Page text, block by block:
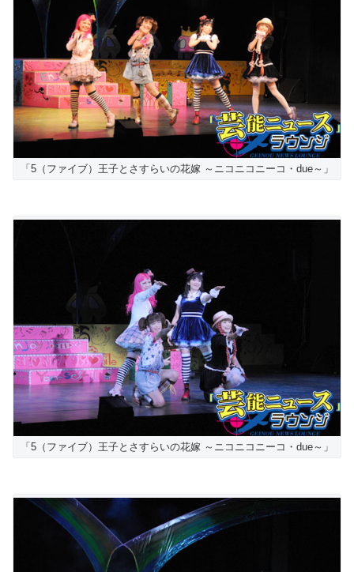
「5（ファイブ）王子とさすらいの花嫁 ～ニコニコニーコ・due～」
「5（ファイブ）王子とさすらいの花嫁 ～ニコニコニーコ・due～」